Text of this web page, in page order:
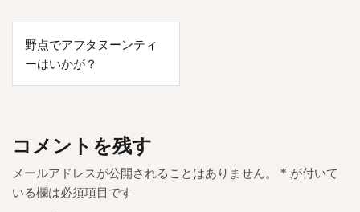
投
稿
ナ
ゲ
ー
シ
野点でアフタヌーンティ
ーはいかが？
コメントを残す
メールアドレスが公開されることはありません。 * が付いて
いる欄は必須項目です